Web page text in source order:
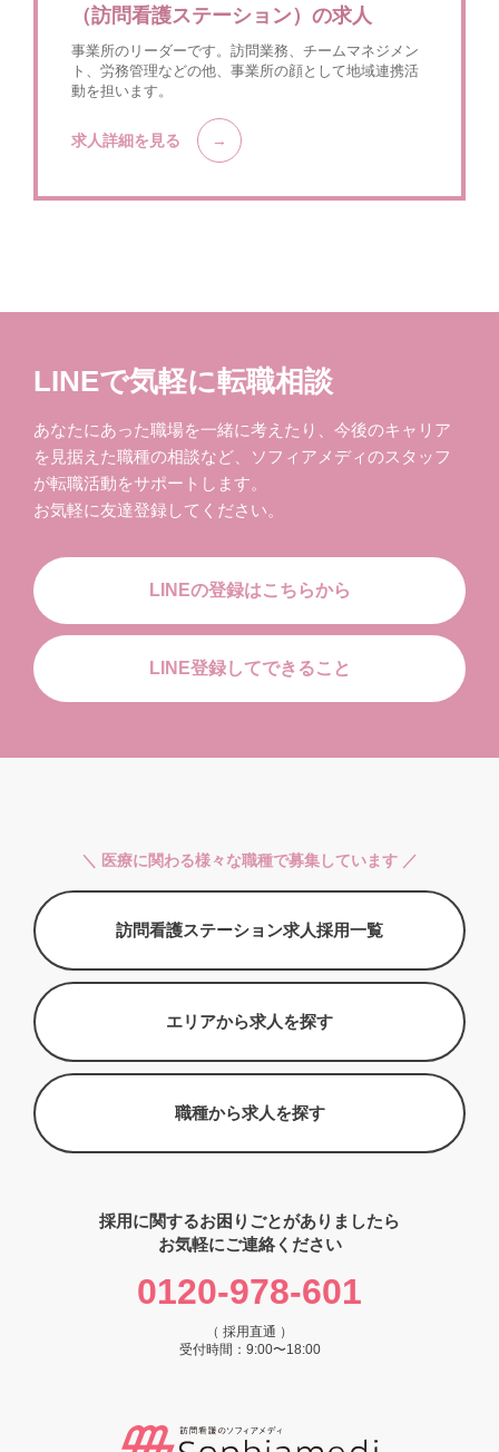
（訪問看護ステーション）の求人
事業所のリーダーです。訪問業務、チームマネジメン
ト、労務管理などの他、事業所の顔として地域連携活
動を担います。
求人詳細を見る
LINEで気軽に転職相談
あなたにあった職場を一緒に考えたり、今後のキャリア
を見据えた職種の相談など、ソフィアメディのスタッフ
が転職活動をサポートします。
お気軽に友達登録してください。
LINEの登録はこちらから
LINE登録してできること
＼ 医療に関わる様々な職種で募集しています ／
訪問看護ステーション求人採用一覧
エリアから求人を探す
職種から求人を探す
採用に関するお困りごとがありましたら
お気軽にご連絡ください
0120-978-601
（ 採用直通 ）
受付時間：9:00〜18:00